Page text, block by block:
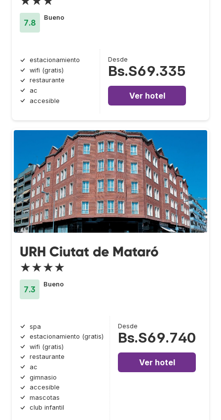
7.8
Bueno
estacionamiento
wifi (gratis)
restaurante
ac
accesible
Desde
Bs.S69.335
Ver hotel
URH Ciutat de Mataró
★★★★
7.3
Bueno
spa
estacionamiento (gratis)
wifi (gratis)
restaurante
ac
gimnasio
accesible
mascotas
club infantil
Desde
Bs.S69.740
Ver hotel